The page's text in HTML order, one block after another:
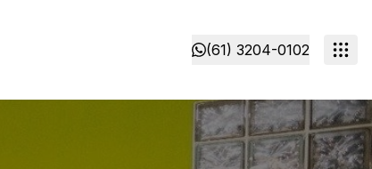
(61) 3204-0102